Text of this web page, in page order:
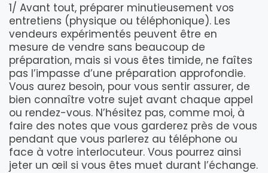
1/ Avant tout, préparer minutieusement vos
entretiens (physique ou téléphonique). Les
vendeurs expérimentés peuvent être en
mesure de vendre sans beaucoup de
préparation, mais si vous êtes timide, ne faîtes
pas l’impasse d’une préparation approfondie.
Vous aurez besoin, pour vous sentir assurer, de
bien connaître votre sujet avant chaque appel
ou rendez-vous. N’hésitez pas, comme moi, à
faire des notes que vous garderez près de vous
pendant que vous parlerez au téléphone ou
face à votre interlocuteur. Vous pourrez ainsi
jeter un œil si vous êtes muet durant l’échange.